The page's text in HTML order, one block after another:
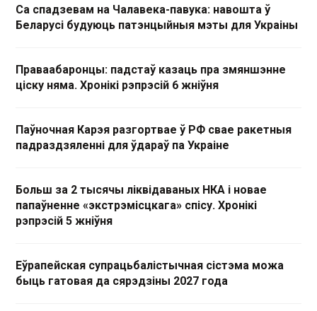
Са спадзевам на Чалавека-павука: навошта ў
Беларусі будуюць патэнцыйныя мэты для Украіны
Праваабаронцы: падстаў казаць пра змяншэнне
ціску няма. Хронікі рэпрэсій 6 жніўня
Паўночная Карэя разгортвае ў РФ свае ракетныя
падраздзяленні для ўдараў па Украіне
Больш за 2 тысячы ліквідаваных НКА і новае
папаўненне «экстрэмісцкага» спісу. Хронікі
рэпрэсій 5 жніўня
Еўрапейская супрацьбалістычная сістэма можа
быць гатовая да сярэдзіны 2027 года